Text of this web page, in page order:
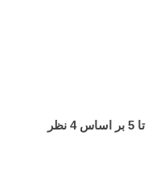
تا5 بر اساس4 نظر